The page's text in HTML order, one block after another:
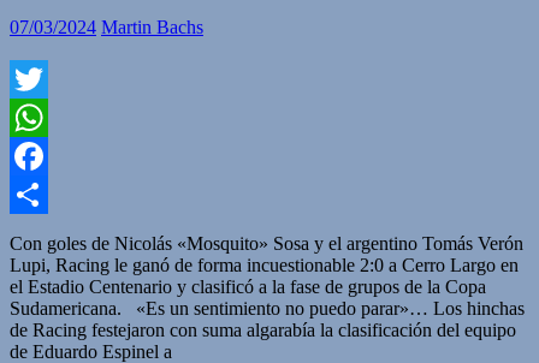
07/03/2024 Martin Bachs
Twitter
WhatsApp
Facebook
Compartir
Con goles de Nicolás «Mosquito» Sosa y el argentino Tomás Verón
Lupi, Racing le ganó de forma incuestionable 2:0 a Cerro Largo en
el Estadio Centenario y clasificó a la fase de grupos de la Copa
Sudamericana. «Es un sentimiento no puedo parar»… Los hinchas
de Racing festejaron con suma algarabía la clasificación del equipo
de Eduardo Espinel a